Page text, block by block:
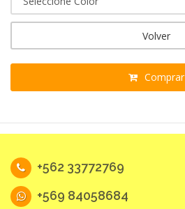
Volver
Comprar
+562 33772769
+569 84058684